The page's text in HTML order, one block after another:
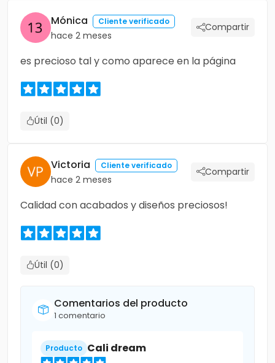
Mónica Cliente verificado
hace 2 meses
Compartir
es precioso tal y como aparece en la página
Útil (0)
Victoria Cliente verificado
hace 2 meses
Compartir
Calidad con acabados y diseños preciosos!
Útil (0)
Comentarios del producto
1 comentario
Producto Cali dream